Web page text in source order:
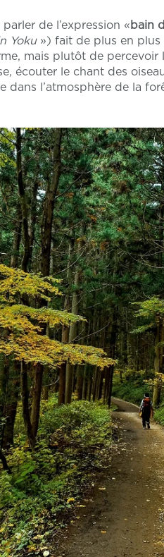
de l’expression « bain
Yoku») fait de plus en plus
mais plutôt de
écouter le chant des
dans l’atmosphère de la